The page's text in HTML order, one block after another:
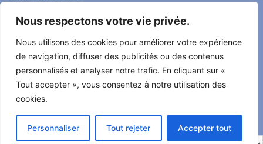
Nous respectons votre vie privée.
Nous utilisons des cookies pour améliorer votre expérience
de navigation, diffuser des publicités ou des contenus
personnalisés et analyser notre trafic. En cliquant sur «
Tout accepter », vous consentez à notre utilisation des
cookies.
Personnaliser Tout rejeter Accepter tout
Conditions d’utilisation
Témoignages
Tout droit réservé ma santé ma vie 2022
Développé parAlcomnet